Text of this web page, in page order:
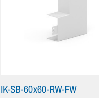
IK-SB-60x60-RW-FW